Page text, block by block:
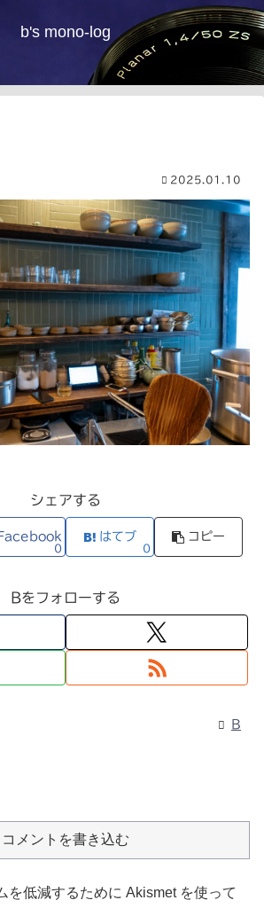
b's mono-log
2025.01.10
シェアする
0
はてブ
0
コピー
Bをフォローする
B
コメントを書き込む
を低減するために Akismet を使って